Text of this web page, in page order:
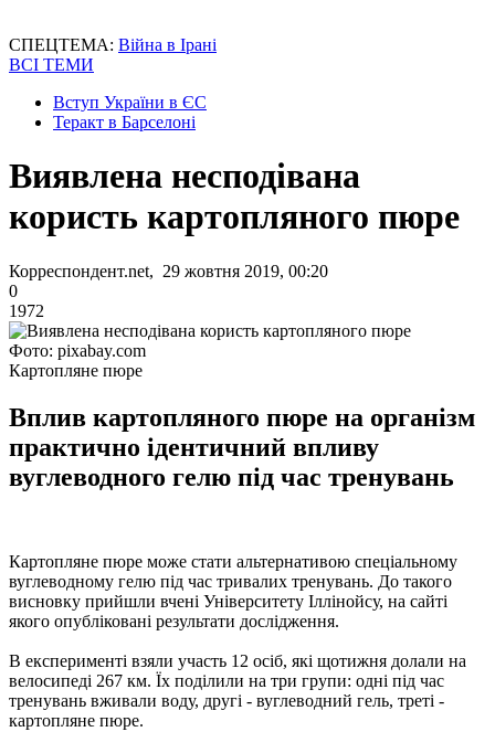
СПЕЦТЕМА: Війна в Ірані
ВСІ ТЕМИ
Вступ України в ЄС
Теракт в Барселоні
Виявлена несподівана
користь картопляного пюре
Корреспондент.net, 29 жовтня 2019, 00:20
0
1972
Фото: pixabay.com
Картопляне пюре
Вплив картопляного пюре на організм
практично ідентичний впливу
вуглеводного гелю під час тренувань
Картопляне пюре може стати альтернативою спеціальному
вуглеводному гелю під час тривалих тренувань. До такого
висновку прийшли вчені Університету Іллінойсу, на сайті
якого опубліковані результати дослідження.
В експерименті взяли участь 12 осіб, які щотижня долали на
велосипеді 267 км. Їх поділили на три групи: одні під час
тренувань вживали воду, другі - вуглеводний гель, треті -
картопляне пюре.